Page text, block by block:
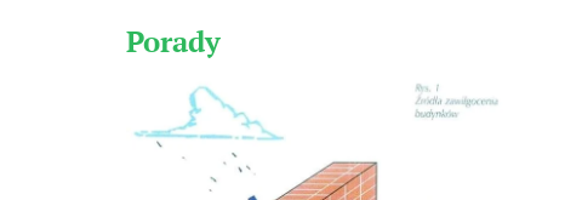
Porady